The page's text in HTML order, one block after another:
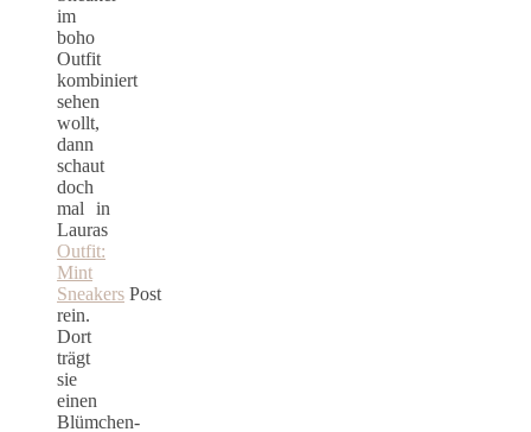
im
boho
Outfit
kombiniert
sehen
wollt,
dann
schaut
doch
mal in
Lauras
Outfit:
Mint
Sneakers Post
rein.
Dort
trägt
sie
einen
Blümchen-